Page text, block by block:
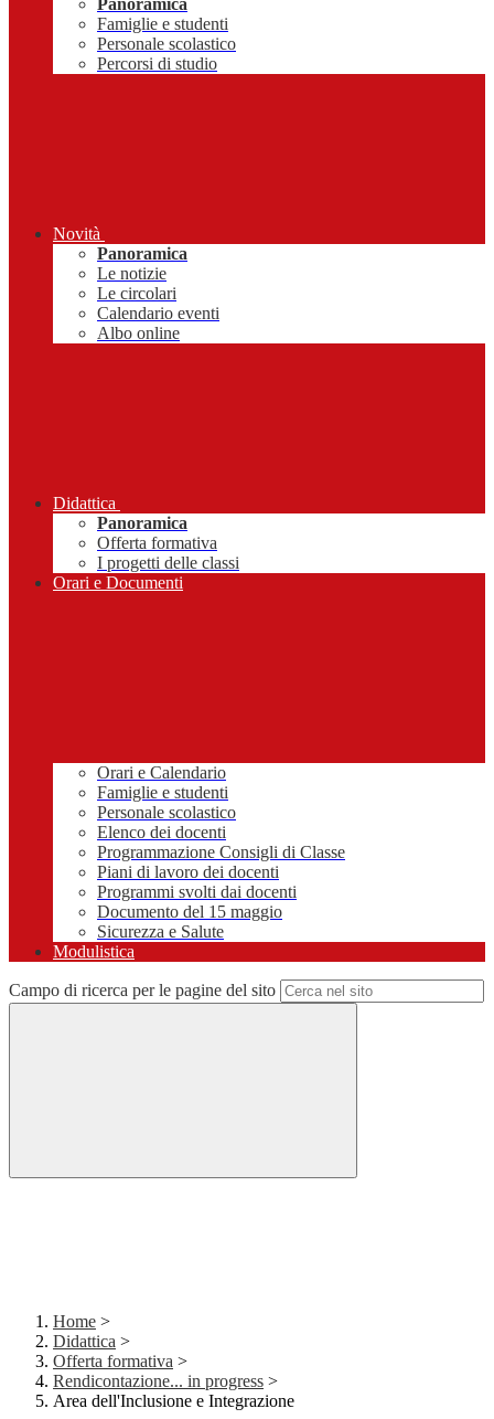
Panoramica
Famiglie e studenti
Personale scolastico
Percorsi di studio
Novità
Panoramica
Le notizie
Le circolari
Calendario eventi
Albo online
Didattica
Panoramica
Offerta formativa
I progetti delle classi
Orari e Documenti
Orari e Calendario
Famiglie e studenti
Personale scolastico
Elenco dei docenti
Programmazione Consigli di Classe
Piani di lavoro dei docenti
Programmi svolti dai docenti
Documento del 15 maggio
Sicurezza e Salute
Modulistica
Campo di ricerca per le pagine del sito
Home >
Didattica >
Offerta formativa >
Rendicontazione... in progress >
Area dell'Inclusione e Integrazione